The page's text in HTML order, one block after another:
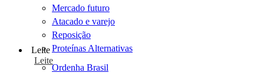
Mercado futuro
Atacado e varejo
Reposição
Proteínas Alternativas
Leite
Leite
Ordenha Brasil